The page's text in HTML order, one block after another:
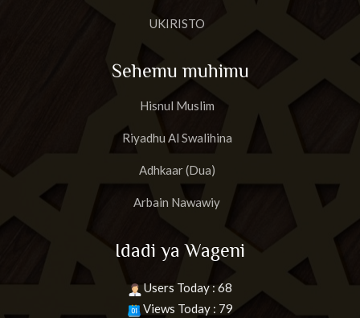
UKIRISTO
Sehemu muhimu
Hisnul Muslim
Riyadhu Al Swalihina
Adhkaar (Dua)
Arbain Nawawiy
Idadi ya Wageni
Users Today : 68
Views Today : 79